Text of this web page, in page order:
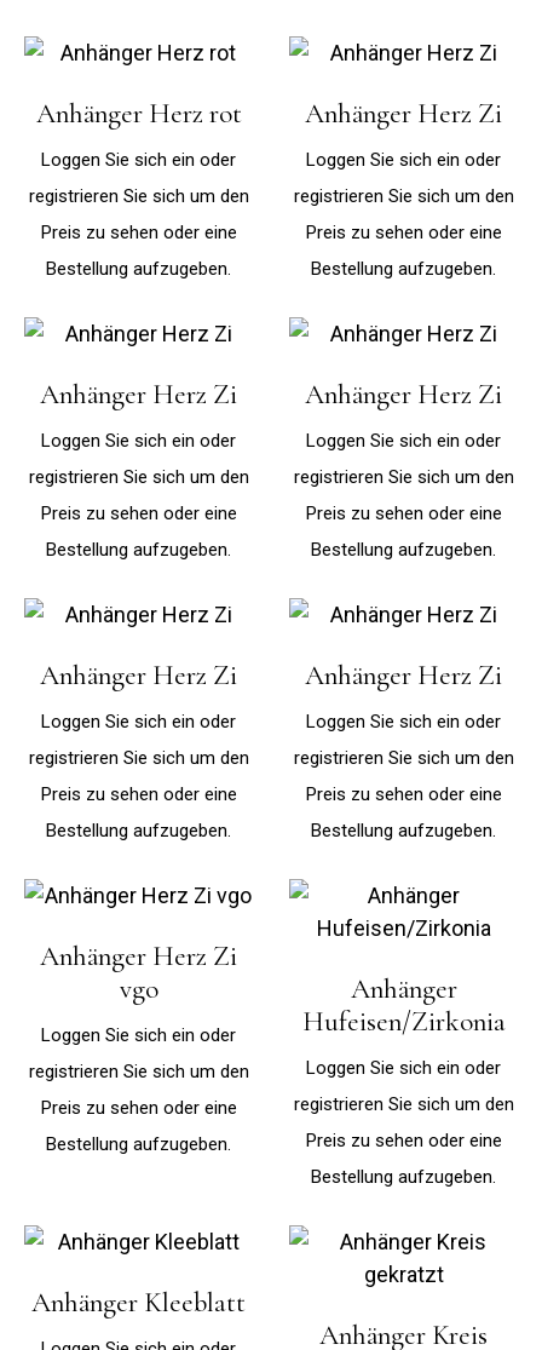
Anhänger Herz rot
Loggen Sie sich ein oder
registrieren Sie sich um den
Preis zu sehen oder eine
Bestellung aufzugeben.
Anhänger Herz Zi
Loggen Sie sich ein oder
registrieren Sie sich um den
Preis zu sehen oder eine
Bestellung aufzugeben.
Anhänger Herz Zi
Loggen Sie sich ein oder
registrieren Sie sich um den
Preis zu sehen oder eine
Bestellung aufzugeben.
Anhänger Herz Zi
Loggen Sie sich ein oder
registrieren Sie sich um den
Preis zu sehen oder eine
Bestellung aufzugeben.
Anhänger Herz Zi
Loggen Sie sich ein oder
registrieren Sie sich um den
Preis zu sehen oder eine
Bestellung aufzugeben.
Anhänger Herz Zi
Loggen Sie sich ein oder
registrieren Sie sich um den
Preis zu sehen oder eine
Bestellung aufzugeben.
Anhänger Herz Zi
vgo
Loggen Sie sich ein oder
registrieren Sie sich um den
Preis zu sehen oder eine
Bestellung aufzugeben.
Anhänger
Hufeisen/Zirkonia
Loggen Sie sich ein oder
registrieren Sie sich um den
Preis zu sehen oder eine
Bestellung aufzugeben.
Anhänger Kleeblatt
Anhänger Kreis